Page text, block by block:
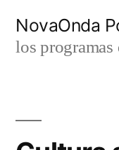
NovaOnda
los